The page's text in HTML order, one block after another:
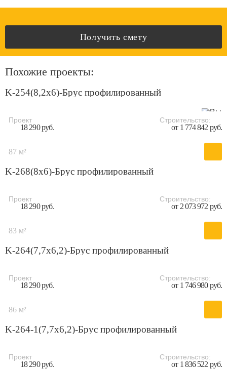
Получить смету
Похожие проекты:
K-254(8,2x6)-Брус профилированный
Проект
18 290 руб.
Строительство:
от 1 774 842 руб.
87 м²
K-268(8x6)-Брус профилированный
Проект
18 290 руб.
Строительство:
от 2 073 972 руб.
83 м²
K-264(7,7x6,2)-Брус профилированный
Проект
18 290 руб.
Строительство:
от 1 746 980 руб.
86 м²
K-264-1(7,7x6,2)-Брус профилированный
Проект
18 290 руб.
Строительство:
от 1 836 522 руб.